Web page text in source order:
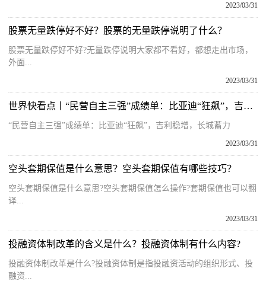
2023/03/31
股票无量跌停好不好？股票的无量跌停说明了什么？
股票无量跌停好不好?无量跌停说明大家都不看好，都想走出市场，
外面...
2023/03/31
世界快看点丨“民营自主三强”成绩单：比亚迪“狂飙”，吉利稳增，长城蓄力
“民营自主三强”成绩单：比亚迪“狂飙”，吉利稳增，长城蓄力
2023/03/31
空头套期保值是什么意思？空头套期保值有哪些技巧？
空头套期保值是什么意思?空头套期保值怎么操作?套期保值也可以翻
译...
2023/03/31
投融资体制改革的含义是什么？投融资体制有什么内容?
投融资体制改革是什么?投融资体制是指投融资活动的组织形式、投
融资...